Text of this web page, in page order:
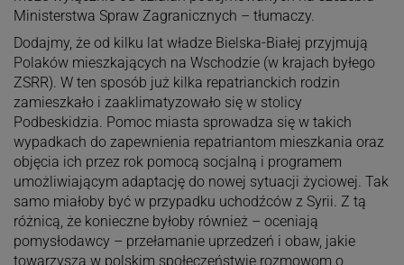
Ministerstwa Spraw Zagranicznych – tłumaczy.
Dodajmy, że od kilku lat władze Bielska-Białej przyjmują
Polaków mieszkających na Wschodzie (w krajach byłego
ZSRR). W ten sposób już kilka repatrianckich rodzin
zamieszkało i zaaklimatyzowało się w stolicy
Podbeskidzia. Pomoc miasta sprowadza się w takich
wypadkach do zapewnienia repatriantom mieszkania oraz
objęcia ich przez rok pomocą socjalną i programem
umożliwiającym adaptację do nowej sytuacji życiowej. Tak
samo miałoby być w przypadku uchodźców z Syrii. Z tą
różnicą, że konieczne byłoby również – oceniają
pomysłodawcy – przełamanie uprzedzeń i obaw, jakie
towarzyszą w polskim społeczeństwie rozmowom o